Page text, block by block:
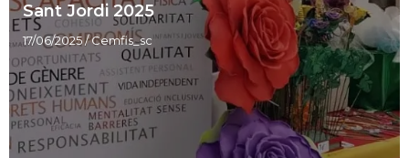
Sant Jordi 2025
17/06/2025/Cemfis_sc